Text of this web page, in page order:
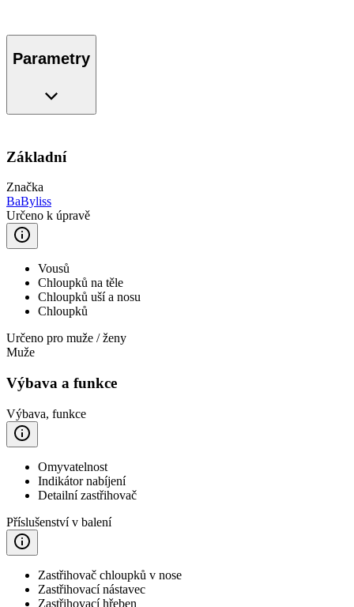
Parametry
Základní
Značka
BaByliss
Určeno k úpravě
Vousů
Chloupků na těle
Chloupků uší a nosu
Chloupků
Určeno pro muže / ženy
Muže
Výbava a funkce
Výbava, funkce
Omyvatelnost
Indikátor nabíjení
Detailní zastřihovač
Příslušenství v balení
Zastřihovač chloupků v nose
Zastřihovací nástavec
Zastřihovací hřeben